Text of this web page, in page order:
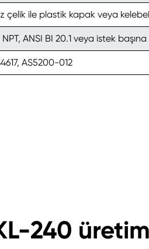
çelik ile plastik kapak veya
NPT, ANSI BI 20.1 veya istek başına
AS5200-012
240